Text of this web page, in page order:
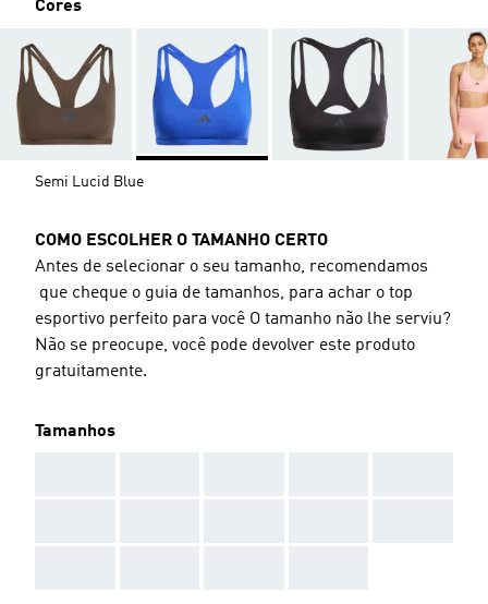
Cores
Semi Lucid Blue
COMO ESCOLHER O TAMANHO CERTO
Antes de selecionar o seu tamanho, recomendamos
que cheque o guia de tamanhos, para achar o top
esportivo perfeito para você O tamanho não lhe serviu?
Não se preocupe, você pode devolver este produto
gratuitamente.
Tamanhos